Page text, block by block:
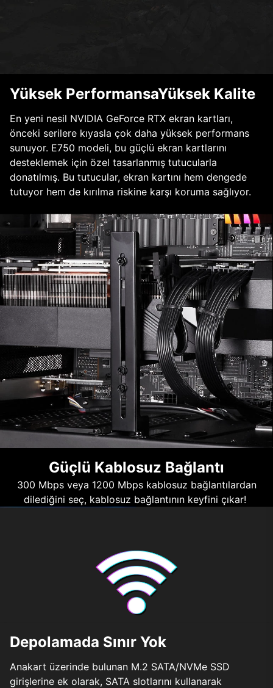
Yüksek PerformansaYüksek Kalite
En yeni nesil NVIDIA GeForce RTX ekran kartları,
önceki serilere kıyasla çok daha yüksek performans
sunuyor. E750 modeli, bu güçlü ekran kartlarını
desteklemek için özel tasarlanmış tutucularla
donatılmış. Bu tutucular, ekran kartını hem dengede
tutuyor hem de kırılma riskine karşı koruma sağlıyor.
Güçlü Kablosuz Bağlantı
300 Mbps veya 1200 Mbps kablosuz bağlantılardan
dilediğini seç, kablosuz bağlantının keyfini çıkar!
Depolamada Sınır Yok
Anakart üzerinde bulunan M.2 SATA/NVMe SSD
girişlerine ek olarak, SATA slotlarını kullanarak